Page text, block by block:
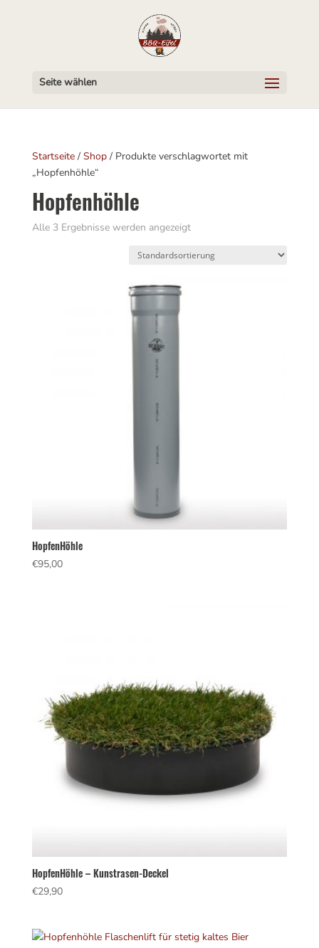
Seite wählen
Startseite/ Shop/ Produkte verschlagwortet mit
„Hopfenhöhle“
Hopfenhöhle
Alle 3 Ergebnisse werden angezeigt
HopfenHöhle
€95,00
HopfenHöhle – Kunstrasen-Deckel
€29,90